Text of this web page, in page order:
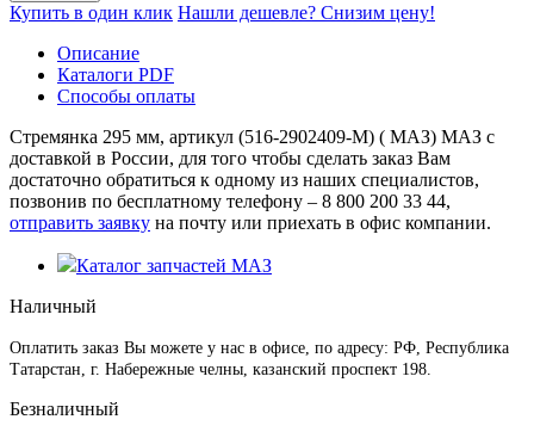
Купить в один клик Нашли дешевле? Снизим цену!
Описание
Каталоги PDF
Способы оплаты
Стремянка 295 мм, артикул (516-2902409-М) ( МАЗ) МАЗ с
доставкой в России, для того чтобы сделать заказ Вам
достаточно обратиться к одному из наших специалистов,
позвонив по бесплатному телефону – 8 800 200 33 44,
отправить заявку на почту или приехать в офис компании.
Каталог запчастей МАЗ
Наличный
Оплатить заказ Вы можете у нас в офисе, по адресу: РФ, Республика
Татарстан, г. Набережные челны, казанский проспект 198.
Безналичный